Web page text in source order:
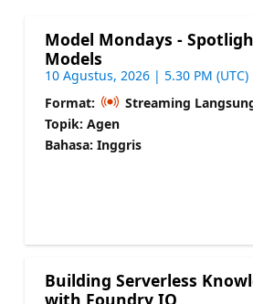
Model Mondays -
Models
10 Agustus, 2026 | 5.30 PM (UTC)
Format:
Streaming
Topik: Agen
Bahasa: Inggris
Building Serverless
with Foundry IQ